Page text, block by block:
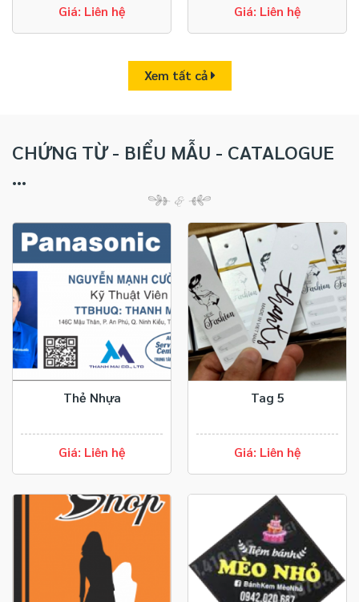
Giá: Liên hệ Giá: Liên hệ
Xem tất cả
CHỨNG TỪ - BIỂU MẪU - CATALOGUE
...
Thẻ Nhựa
Giá: Liên hệ
Tag 5
Giá: Liên hệ